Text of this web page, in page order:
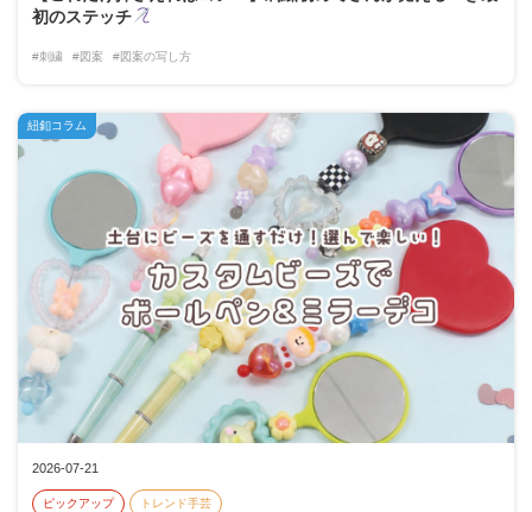
初のステッチ
#刺繍 #図案 #図案の写し方
2026-07-21
ピックアップ トレンド手芸
紐釦コラム